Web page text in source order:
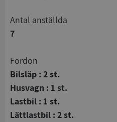
Antal anställda
7
Fordon
Bilsläp : 2 st.
Husvagn : 1 st.
Lastbil : 1 st.
Lättlastbil : 2 st.